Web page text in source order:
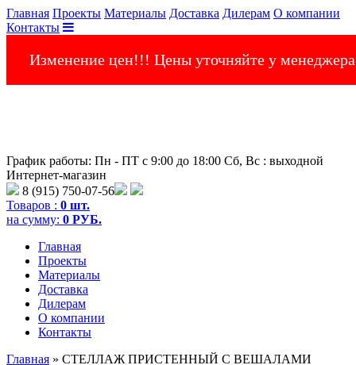
Главная Проекты Материалы Доставка Дилерам О компании
Контакты
Изменение цен!!! Цены уточняйте у
График работы: Пн - ПТ с 9:00 до 18:00 Сб, Вс : выходной
Интернет-магазин
8 (915) 750-07-56
Товаров : 0 шт.
на сумму: 0 РУБ.
Главная
Проекты
Материалы
Доставка
Дилерам
О компании
Контакты
Главная » СТЕЛЛАЖ ПРИСТЕННЫЙ С ВЕШАЛАМИ